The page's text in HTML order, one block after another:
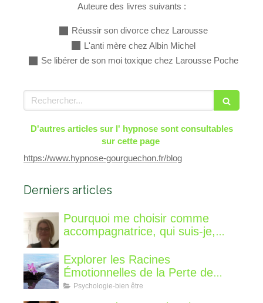
Auteure des livres suivants :
Réussir son divorce chez Larousse
L'anti mère chez Albin Michel
Se libérer de son moi toxique chez Larousse Poche
Rechercher
D'autres articles sur l' hypnose sont consultables
sur cette page
https://www.hypnose-gourguechon.fr/blog
Derniers articles
Pourquoi me choisir comme
accompagnatrice, qui suis-je,
différent?
Explorer les Racines
Émotionnelles de la Perte de
Poids : Un Voyage Intérieur
Psychologie-bien être